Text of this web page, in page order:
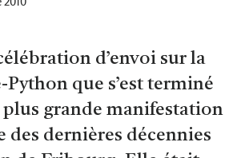
d’envoi sur la
Python que s’est terminé
grande manifestation
des dernières décennies